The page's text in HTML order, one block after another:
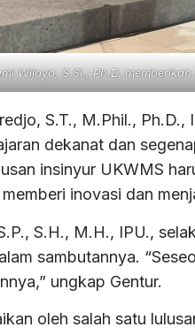
Wijaya, S.Si., Ph.D.
S.T., M.Phil.,
dekanat dan
insinyur UKWMS
inovasi dan
S.H., M.H., IPU.,
sambutannya.
ungkap Gentur.
oleh salah satu